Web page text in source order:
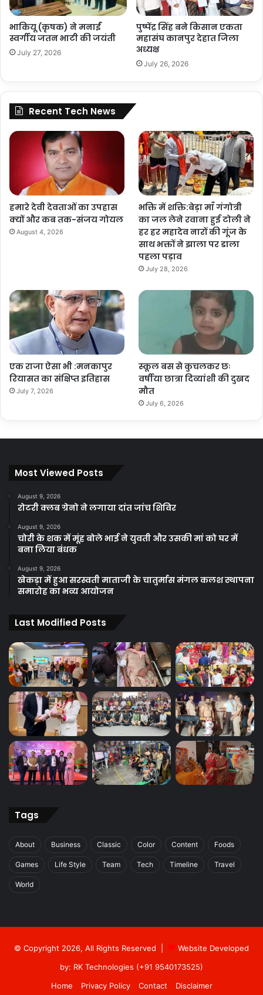
भाकियू (कृषक) ने मनाईं
स्वर्गीय जतन भाटी की जयंती
July 27, 2026
पुष्पेंद्र सिंह बने किसान एकता
महासंघ कानपुर देहात जिला
अध्यक्ष
July 26, 2026
Recent Tech News
हमारे देवी देवताओं का उपहास
क्यों और कब तक-संजय गोयल
August 4, 2026
भक्ति में शक्ति:बेड़ा माँ गंगोत्री
का जल लेने रवाना हुई टोली ने
हर हर महादेव नारों की गूंज के
साथ भक्तों ने झाला पर डाला
पहला पड़ाव
July 28, 2026
एक राजा ऐसा भी :मनकापुर
रियासत का संक्षिप्त इतिहास
July 7, 2026
स्कूल बस से कुचलकर छः
वर्षीया छात्रा दिव्यांशी की दुखद
मौत
July 6, 2026
Most Viewed Posts
August 9, 2026
रोटरी क्लब ग्रेनो ने लगाया दांत जांच शिविर
August 9, 2026
चोरी के शक में मूंह बोले भाई ने युवती और उसकी मां को घर में
बना लिया बंधक
August 9, 2026
खेकड़ा में हुआ सरस्वती माताजी के चातुर्मास मंगल कलश स्थापना
समारोह का भव्य आयोजन
Last Modified Posts
Tags
About Business Classic Color Content Foods
Games Life Style Team Tech Timeline Travel
World
© Copyright 2026, All Rights Reserved |
Website Developed
by: RK Technologies (+91 9540173525)
Home
Privacy Policy Contact Disclaimer